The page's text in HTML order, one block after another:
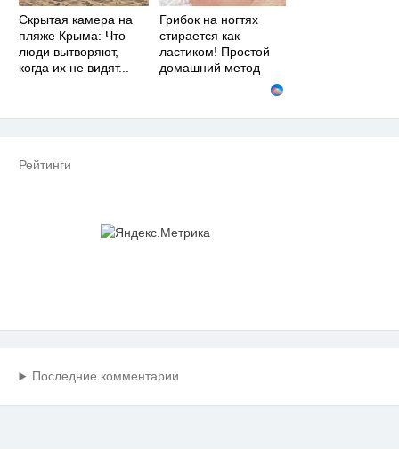
Скрытая камера на
пляже Крыма: Что
люди вытворяют,
когда их не видят...
Грибок на ногтях
стирается как
ластиком! Простой
домашний метод
Рейтинги
Последние комментарии